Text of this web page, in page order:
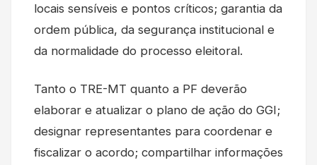
locais sensíveis e pontos críticos; garantia da
ordem pública, da segurança institucional e
da normalidade do processo eleitoral.
Tanto o TRE-MT quanto a PF deverão
elaborar e atualizar o plano de ação do GGI;
designar representantes para coordenar e
fiscalizar o acordo; compartilhar informações